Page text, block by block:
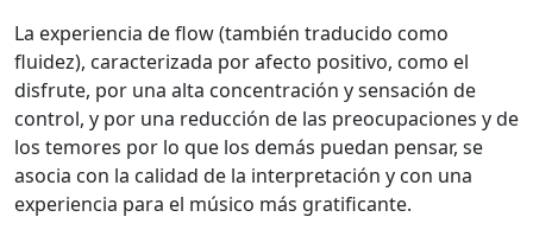
La experiencia de flow (también traducido como
fluidez), caracterizada por afecto positivo, como el
disfrute, por una alta concentración y sensación de
control, y por una reducción de las preocupaciones y de
los temores por lo que los demás puedan pensar, se
asocia con la calidad de la interpretación y con una
experiencia para el músico más gratificante.